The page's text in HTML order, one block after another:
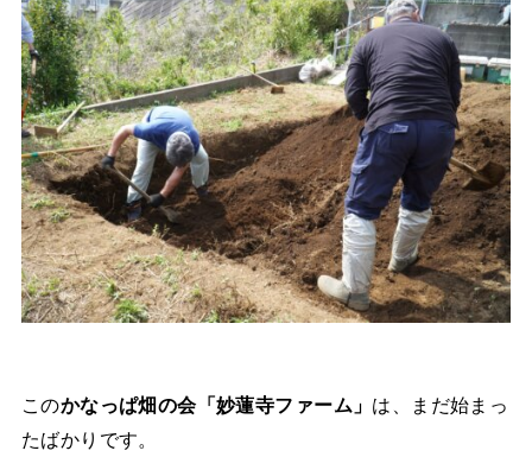
このかなっぱ畑の会「妙蓮寺ファーム」 は、まだ始まっ
たばかりです。